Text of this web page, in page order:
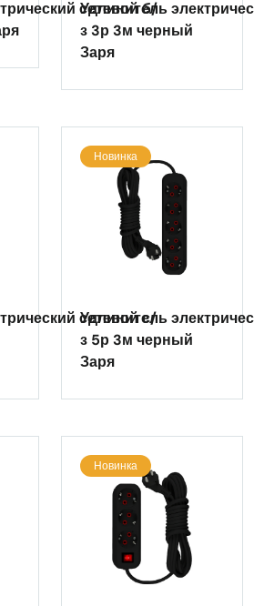
сетевой б/
Удлинитель
з 3р 3м черный
Заря
сетевой с/
Новинка
Удлинитель
з 5р 3м черный
Заря
Новинка